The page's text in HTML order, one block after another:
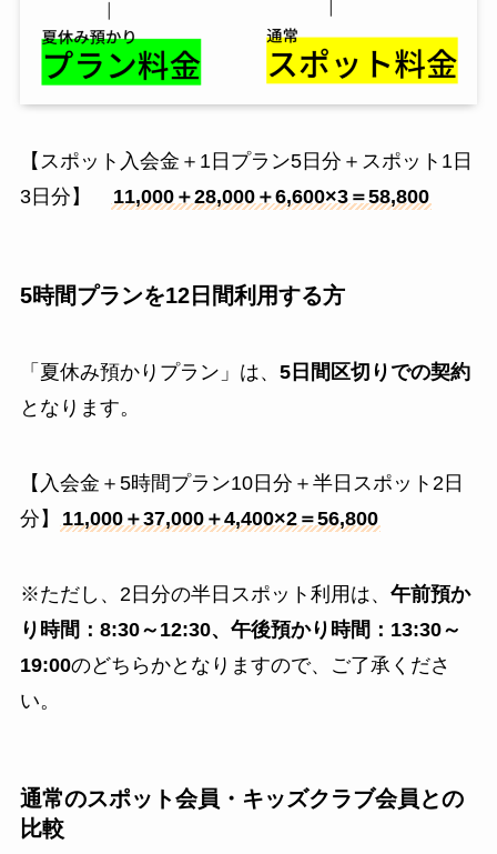
【スポット入会金＋1日プラン5日分＋スポット1日
3日分】
11,000＋28,000＋6,600×3＝58,800
5時間プランを12日間利用する方
「夏休み預かりプラン」は、 5日間区切りでの契約
となります。
【入会金＋5時間プラン10日分＋半日スポット2日
分】
11,000＋37,000＋4,400×2＝56,800
※ただし、2日分の半日スポット利用は、 午前預か
り時間：8:30～12:30、午後預かり時間：13:30～
19:00のどちらかとなりますので、ご了承くださ
い。
通常のスポット会員・キッズクラブ会員との
比較